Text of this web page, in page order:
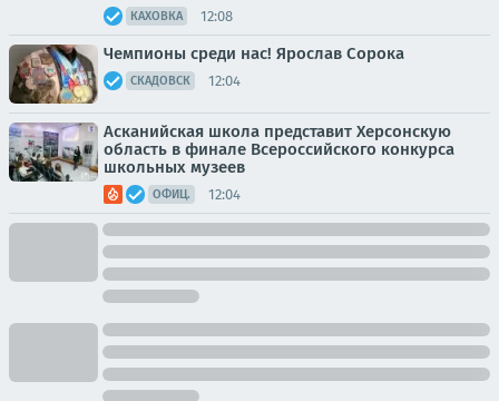
КАХОВКА 12:08
Чемпионы среди нас! Ярослав Сорока
СКАДОВСК 12:04
Асканийская школа представит Херсонскую
область в финале Всероссийского конкурса
школьных музеев
ОФИЦ. 12:04